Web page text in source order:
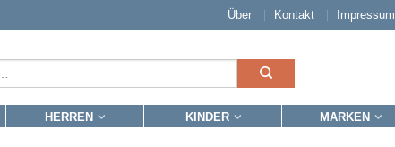
Über Kontakt Impressum
HERREN KINDER MARKEN